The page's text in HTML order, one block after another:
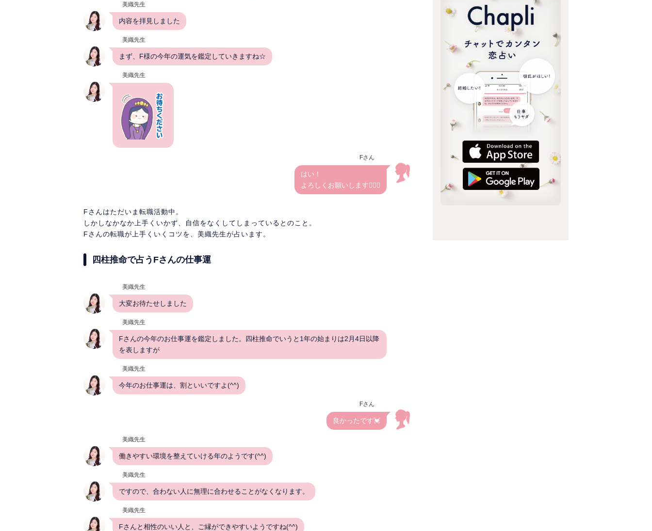
美織先生
内容を拝見しました
美織先生
まず、F様の今年の運気を鑑定していきますね☆
美織先生
Fさん
はい！
よろしくお願いします🙇🏻‍♀️
Fさんはただいま転職活動中。
しかしなかなか上手くいかず、自信をなくしてしまっているとのこと。
Fさんの転職が上手くいくコツを、美織先生が占います。
四柱推命で占うFさんの仕事運
美織先生
大変お待たせしました
美織先生
Fさんの今年のお仕事運を鑑定しました。四柱推命でいうと1年の始まりは2月4日以降
を表しますが
美織先生
今年のお仕事運は、割といいですよ(^^)
Fさん
良かったです💓
美織先生
働きやすい環境を整えていける年のようです(^^)
美織先生
ですので、合わない人に無理に合わせることがなくなります。
美織先生
Fさんと相性のいい人と、ご縁ができやすいようですね(^^)